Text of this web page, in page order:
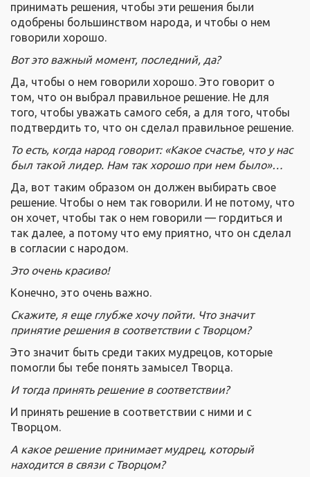
принимать решения, чтобы эти решения были
одобрены большинством народа, и чтобы о нем
говорили хорошо.
Вот это важный момент, последний, да?
Да, чтобы о нем говорили хорошо. Это говорит о
том, что он выбрал правильное решение. Не для
того, чтобы уважать самого себя, а для того, чтобы
подтвердить то, что он сделал правильное решение.
То есть, когда народ говорит: «Какое счастье, что у нас
был такой лидер. Нам так хорошо при нем было»…
Да, вот таким образом он должен выбирать свое
решение. Чтобы о нем так говорили. И не потому, что
он хочет, чтобы так о нем говорили — гордиться и
так далее, а потому что ему приятно, что он сделал
в согласии с народом.
Это очень красиво!
Конечно, это очень важно.
Скажите, я еще глубже хочу пойти. Что значит
принятие решения в соответствии с Творцом?
Это значит быть среди таких мудрецов, которые
помогли бы тебе понять замысел Творца.
И тогда принять решение в соответствии?
И принять решение в соответствии с ними и с
Творцом.
А какое решение принимает мудрец, который
находится в связи с Творцом?